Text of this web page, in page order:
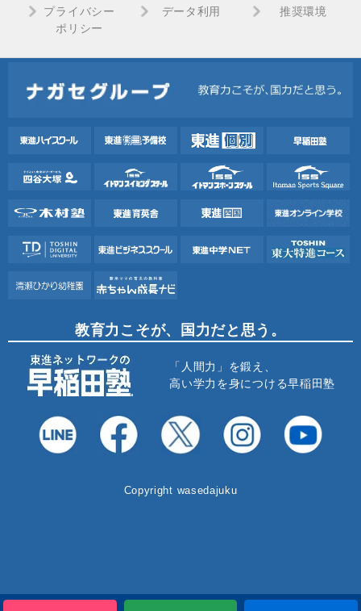
プライバシー
ポリシー
データ利用 推奨環境
教育力こそが、国力だと思う。
「人間力」を鍛え、
高い学力を身につける早稲田塾
Copyright wasedajuku